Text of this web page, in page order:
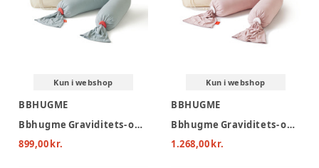
Kun i webshop
BBHUGME
Bbhugme Graviditets- og Ammepude - Eucalyptus
899,00 kr.
Kun i webshop
BBHUGME
Bbhugme Graviditets- og Ammepude - Dusty Pink
1.268,00 kr.